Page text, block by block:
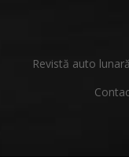
Revistă auto